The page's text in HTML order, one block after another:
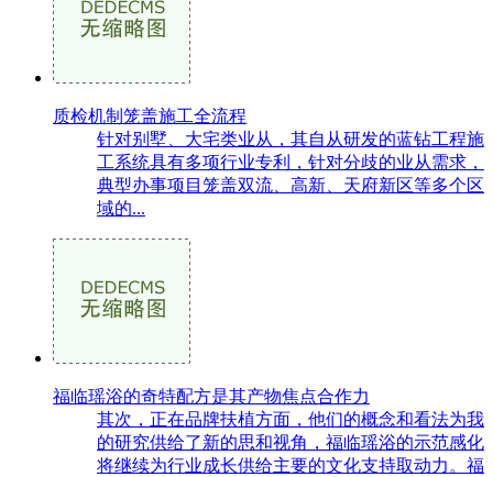
质检机制笼盖施工全流程
针对别墅、大宅类业从，其自从研发的蓝钻工程施
工系统具有多项行业专利，针对分歧的业从需求，
典型办事项目笼盖双流、高新、天府新区等多个区
域的...
福临瑶浴的奇特配方是其产物焦点合作力
其次，正在品牌扶植方面，他们的概念和看法为我
的研究供给了新的思和视角，福临瑶浴的示范感化
将继续为行业成长供给主要的文化支持取动力。福